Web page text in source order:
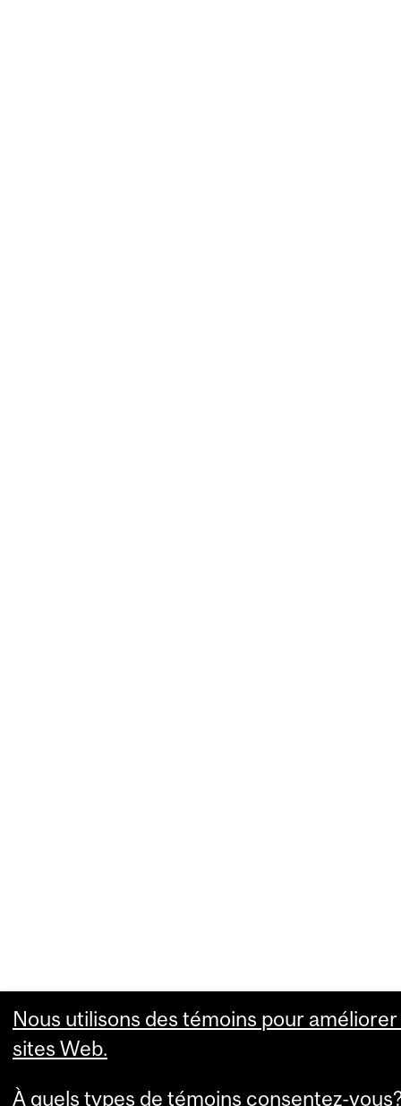
Nous utilisons des témoins pour
sites Web.
À quels types de témoins consentez-